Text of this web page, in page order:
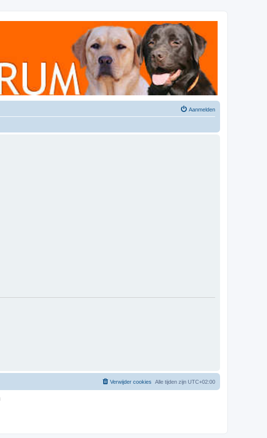
Aanmelden
Alle tijden zijn UTC+02:00
Verwijder cookies